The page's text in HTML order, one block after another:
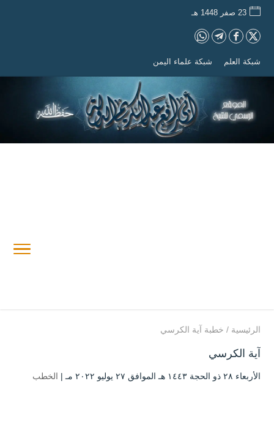
23 صفر 1448 هـ
شبكة العلم شبكة علماء اليمن
الرئيسية / خطبة آية الكرسي
آية الكرسي
الأربعاء ۲۸ ذو الحجة ۱٤٤۳ هـ الموافق ۲۷ يوليو ۲۰۲۲ مـ | الخطب